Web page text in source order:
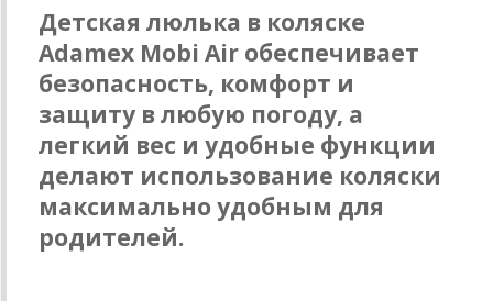
Детская люлька в коляске
Adamex Mobi Air обеспечивает
безопасность, комфорт и
защиту в любую погоду, а
легкий вес и удобные функции
делают использование коляски
максимально удобным для
родителей.